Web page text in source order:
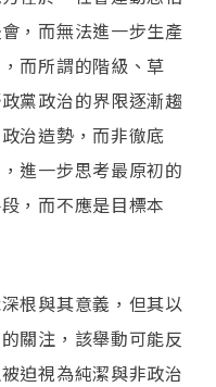
，而無法進一步生產
而所謂的階級、草
黨政治的界限逐漸趨
治造勢，而非徹底
進一步思考最原初的
，而不應是目標本
根與其意義，但其以
關注，該舉動可能反
迫視為純潔與非政治